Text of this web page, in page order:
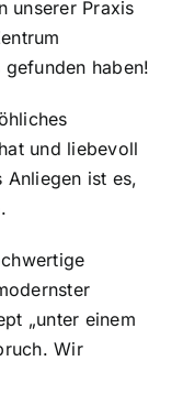
unserer Praxis
gefunden haben!
und liebevoll
Anliegen ist es,
„unter einem
Wir